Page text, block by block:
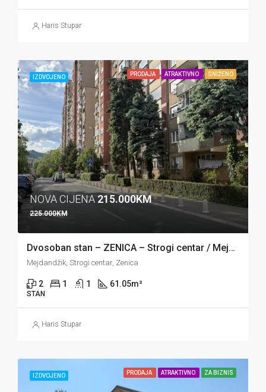
Haris Stupar
IZDVOJENO PRODAJA ATRAKTIVNO SNIŽENO
NOVA CIJENA215.000KM
225.000KM
Dvosoban stan – ZENICA – Strogi centar / Mejdandžik
Mejdandžik, Strogi centar, Zenica
2 1 1 61.05m²
STAN
Haris Stupar
IZDVOJENO PRODAJA ATRAKTIVNO ZA BIZNIS